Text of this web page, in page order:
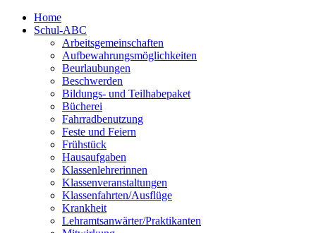
Home
Schul-ABC
Arbeitsgemeinschaften
Aufbewahrungsmöglichkeiten
Beurlaubungen
Beschwerden
Bildungs- und Teilhabepaket
Bücherei
Fahrradbenutzung
Feste und Feiern
Frühstück
Hausaufgaben
Klassenlehrerinnen
Klassenveranstaltungen
Klassenfahrten/Ausflüge
Krankheit
Lehramtsanwärter/Praktikanten